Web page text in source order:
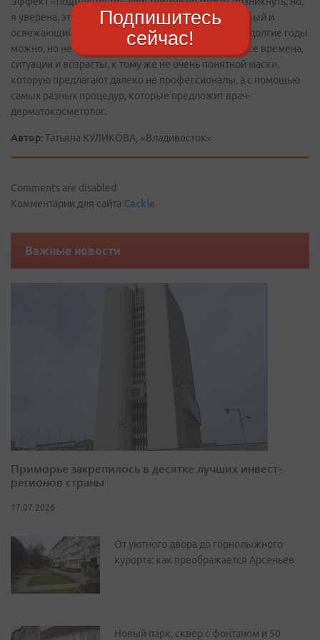
я уверена, это только кратковременный лифтинговый и
освежающий эффект. Сохранить кожу молодой на долгие годы
можно, но не с помощью одной-единственной на все времена,
ситуации и возрасты, к тому же не очень понятной маски,
которую предлагают далеко не профессионалы, а с помощью
самых разных процедур, которые предложит врач-
дерматокосметолог.
Автор:Татьяна КУЛИКОВА, «Владивосток»
Comments are disabled
Комментарии для сайта Cackle
Важные новости
Приморье закрепилось в десятке лучших инвест-
регионов страны
17.07.2026
От уютного двора до горнолыжного
курорта: как преображается Арсеньев
Новый парк, сквер с фонтаном и 50
Подпишитесь
сейчас!